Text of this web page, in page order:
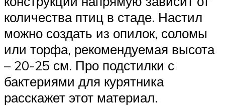
количества птиц в стаде. Настил
можно создать из опилок, соломы
или торфа, рекомендуемая высота
– 20-25 см. Про подстилки с
бактериями для курятника
расскажет этот материал.